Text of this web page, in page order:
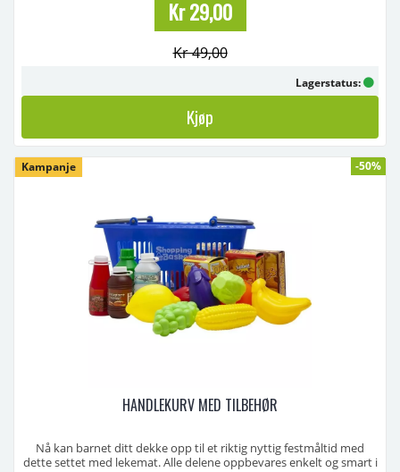
Kr 29,00
Kr 49,00
Lagerstatus:
Kjøp
Kampanje -50%
HANDLEKURV MED TILBEHØR
Nå kan barnet ditt dekke opp til et riktig nyttig festmåltid med
dette settet med lekemat. Alle delene oppbevares enkelt og smart i